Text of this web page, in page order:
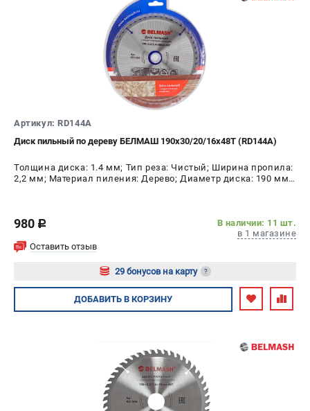
Артикул: RD144A
Диск пильный по дереву БЕЛМАШ 190х30/20/16x48T (RD144A)
Толщина диска: 1.4 мм; Тип реза: Чистый; Ширина пропила:
2,2 мм; Материал пиления: Дерево; Диаметр диска: 190 мм;
980 c
В наличии: 11 шт.
в 1 магазине
Оставить отзыв
29 бонусов на карту ?
Авторизуйтесь
ДОБАВИТЬ В КОРЗИНУ